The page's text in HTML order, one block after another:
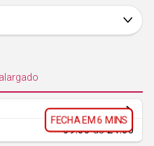
09:00às21:00
6 MINS